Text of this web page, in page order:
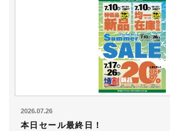
2026.07.26
本日セール最終日！